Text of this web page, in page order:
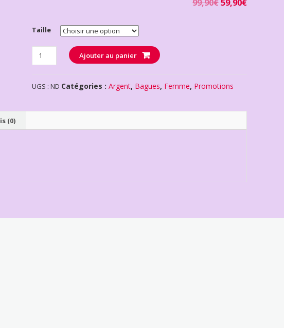
99,90€59,90€
Taille
Quantité Ajouter au panier
UGS :ND Catégories :Argent, Bagues, Femme, Promotions
(0)